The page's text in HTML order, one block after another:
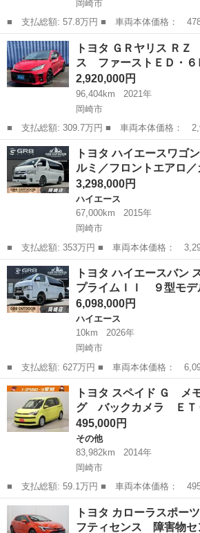
岡崎市
■ 支払総額: 57.8万円 ■ 車両本体価格： 478,000 円 ■ メーカー
名： トヨタ ■ 車種名： プリウス ■ グレ
グセレクション ユーザー買取 禁煙車 メー
クカメラ モ...
愛知 岡崎市 プリウス
トヨタ ＧＲヤリス Ｒ
ス ファーストＥＤ・
2,920,000円
96,404km
2021年
岡崎市
■ 支払総額: 309.7万円 ■ 車両本体価格： 2,920,000 円 ■ メーカ
ー名： トヨタ ■ 車種名： ＧＲヤリス ■
ハイパフォーマンス ファーストＥＤ・６ＭＴ
ナビ・地...
愛知 岡崎市 トヨタ
トヨタ ハイエースワゴ
ルミ／フロントエアロ
3,298,000円
ハイエース
67,000km
2015年
岡崎市
■ 支払総額: 353万円 ■ 車両本体価格： 3,298,000 円 ■ メーカー
名： トヨタ ■ 車種名： ハイエースワゴ
Ｌ １６インチアルミ／フロントエアロ／カロ
ー／カロッ...
愛知 岡崎市 ハイエース
トヨタ ハイエースバン
プライムＩＩ ９型モ
6,098,000円
ハイエース
10km
2026年
岡崎市
■ 支払総額: 627万円 ■ 車両本体価格： 6,098,000 円 ■ メーカー
名： トヨタ ■ 車種名： ハイエースバン ■
パーＧＬ ダークプライムＩＩ ９型モデル／
１６インチ...
愛知 岡崎市 ハイエース
トヨタ スペイド Ｇ メ
グ バックカメラ Ｅ
495,000円
その他
83,982km
2014年
岡崎市
■ 支払総額: 59.1万円 ■ 車両本体価格： 495,000 円 ■ メーカー
名： トヨタ ■ 車種名： スペイド ■ グレ
ーナビ フルセグ バックカメラ ＥＴＣ Ｃ
イヤー接続可...
愛知 岡崎市 その他
トヨタ カローラスポ
フティセンス 障害物